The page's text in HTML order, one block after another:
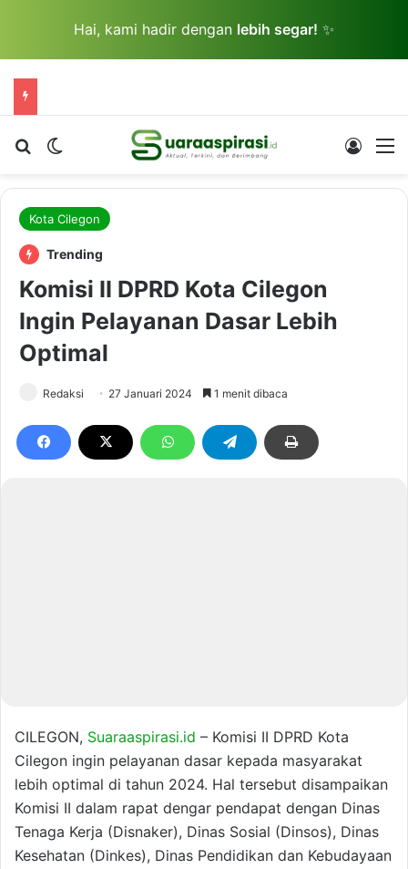
Hai, kami hadir dengan lebih segar! ✨
Cari berita...Switch skin Log In
Kota Cilegon
Trending
Komisi II DPRD Kota Cilegon
Ingin Pelayanan Dasar Lebih
Optimal
Redaksi 27 Januari 2024 1 menit dibaca
CILEGON, Suaraaspirasi.id – Komisi II DPRD Kota
Cilegon ingin pelayanan dasar kepada masyarakat
lebih optimal di tahun 2024. Hal tersebut disampaikan
Komisi II dalam rapat dengar pendapat dengan Dinas
Tenaga Kerja (Disnaker), Dinas Sosial (Dinsos), Dinas
Kesehatan (Dinkes), Dinas Pendidikan dan Kebudayaan